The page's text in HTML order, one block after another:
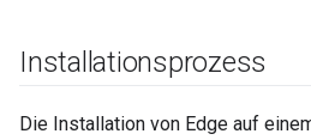
Installationsprozess
Die Installation von Edge auf